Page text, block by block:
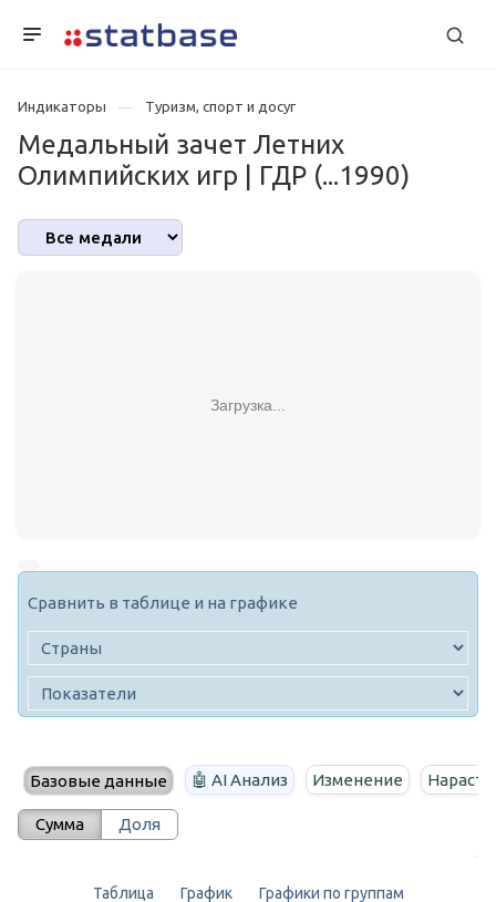
Индикаторы Туризм, спорт и досуг
Медальный зачет Летних
Олимпийских игр | ГДР (...1990)
Загрузка...
Сравнить в таблице и на графике
Базовые данные 🤖 AI Анализ Изменение
Сумма Доля
Таблица График Графики по группам